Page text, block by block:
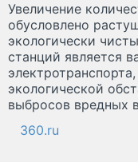
Увеличение
обусловлено
экологически
станций является
экологической
выбросов вредных
360.ru